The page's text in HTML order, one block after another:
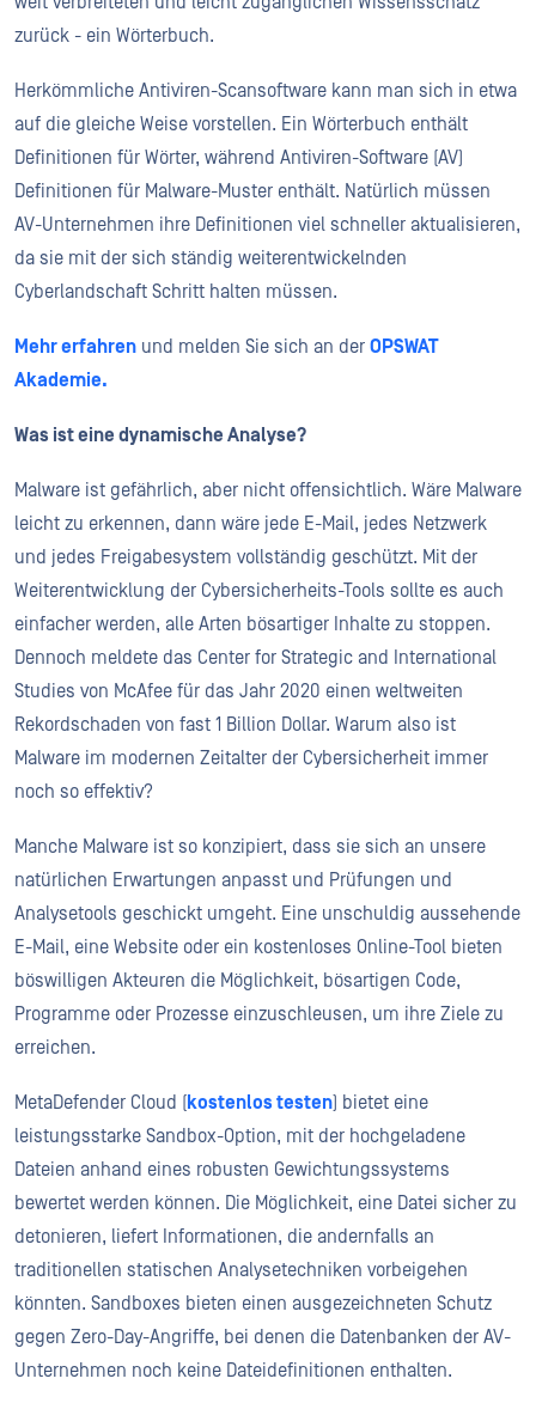
zurück - ein Wörterbuch.
Herkömmliche Antiviren-Scansoftware kann man sich in etwa
auf die gleiche Weise vorstellen. Ein Wörterbuch enthält
Definitionen für Wörter, während Antiviren-Software (AV)
Definitionen für Malware-Muster enthält. Natürlich müssen
AV-Unternehmen ihre Definitionen viel schneller aktualisieren,
da sie mit der sich ständig weiterentwickelnden
Cyberlandschaft Schritt halten müssen.
Mehr erfahren und melden Sie sich an der OPSWAT
Akademie.
Was ist eine dynamische Analyse?
Malware ist gefährlich, aber nicht offensichtlich. Wäre Malware
leicht zu erkennen, dann wäre jede E-Mail, jedes Netzwerk
und jedes Freigabesystem vollständig geschützt. Mit der
Weiterentwicklung der Cybersicherheits-Tools sollte es auch
einfacher werden, alle Arten bösartiger Inhalte zu stoppen.
Dennoch meldete das Center for Strategic and International
Studies von McAfee für das Jahr 2020 einen weltweiten
Rekordschaden von fast 1 Billion Dollar. Warum also ist
Malware im modernen Zeitalter der Cybersicherheit immer
noch so effektiv?
Manche Malware ist so konzipiert, dass sie sich an unsere
natürlichen Erwartungen anpasst und Prüfungen und
Analysetools geschickt umgeht. Eine unschuldig aussehende
E-Mail, eine Website oder ein kostenloses Online-Tool bieten
böswilligen Akteuren die Möglichkeit, bösartigen Code,
Programme oder Prozesse einzuschleusen, um ihre Ziele zu
erreichen.
MetaDefender Cloud (kostenlos testen) bietet eine
leistungsstarke Sandbox-Option, mit der hochgeladene
Dateien anhand eines robusten Gewichtungssystems
bewertet werden können. Die Möglichkeit, eine Datei sicher zu
detonieren, liefert Informationen, die andernfalls an
traditionellen statischen Analysetechniken vorbeigehen
könnten. Sandboxes bieten einen ausgezeichneten Schutz
gegen Zero-Day-Angriffe, bei denen die Datenbanken der AV-
Unternehmen noch keine Dateidefinitionen enthalten.